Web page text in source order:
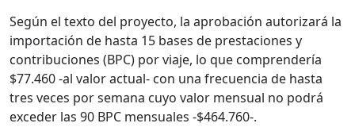
Según el texto del proyecto, la aprobación autorizará la
importación de hasta 15 bases de prestaciones y
contribuciones (BPC) por viaje, lo que comprendería
$77.460 -al valor actual- con una frecuencia de hasta
tres veces por semana cuyo valor mensual no podrá
exceder las 90 BPC mensuales -$464.760-.